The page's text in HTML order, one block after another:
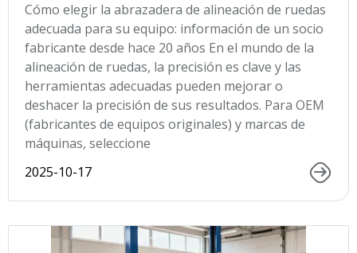
Cómo elegir la abrazadera de alineación de ruedas
adecuada para su equipo: información de un socio
fabricante desde hace 20 años En el mundo de la
alineación de ruedas, la precisión es clave y las
herramientas adecuadas pueden mejorar o
deshacer la precisión de sus resultados. Para OEM
(fabricantes de equipos originales) y marcas de
máquinas, seleccione
2025-10-17